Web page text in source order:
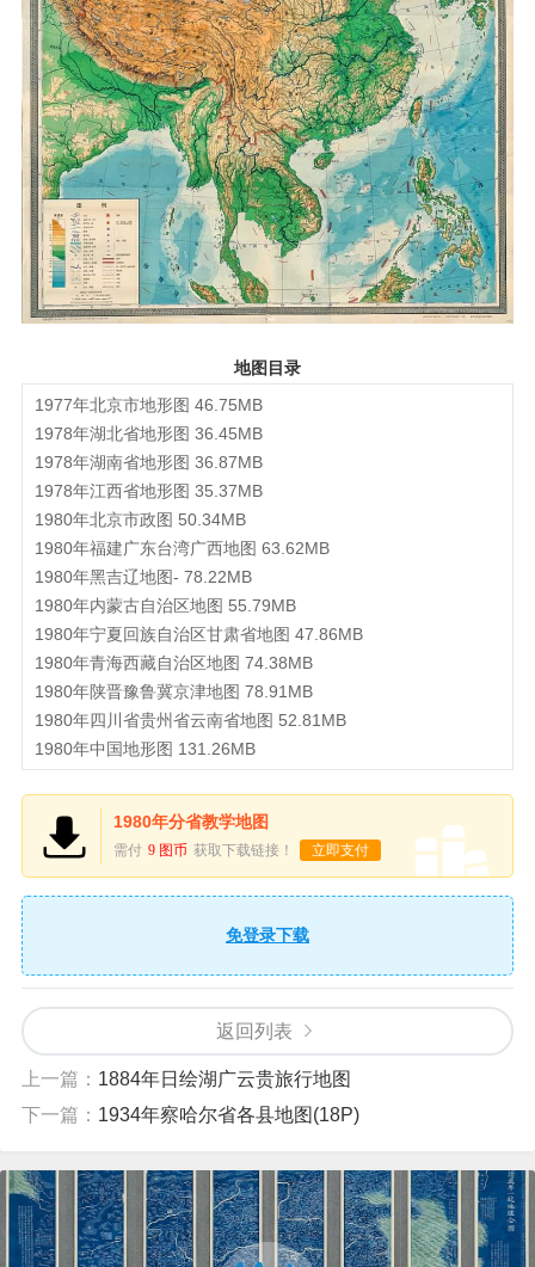
地图目录
1977年北京市地形图 46.75MB
1978年湖北省地形图 36.45MB
1978年湖南省地形图 36.87MB
1978年江西省地形图 35.37MB
1980年北京市政图 50.34MB
1980年福建广东台湾广西地图 63.62MB
1980年黑吉辽地图- 78.22MB
1980年内蒙古自治区地图 55.79MB
1980年宁夏回族自治区甘肃省地图 47.86MB
1980年青海西藏自治区地图 74.38MB
1980年陕晋豫鲁冀京津地图 78.91MB
1980年四川省贵州省云南省地图 52.81MB
1980年中国地形图 131.26MB
1980年分省教学地图
需付 9 图币 获取下载链接！ 立即支付
免登录下载
返回列表
上一篇： 1884年日绘湖广云贵旅行地图
下一篇： 1934年察哈尔省各县地图(18P)